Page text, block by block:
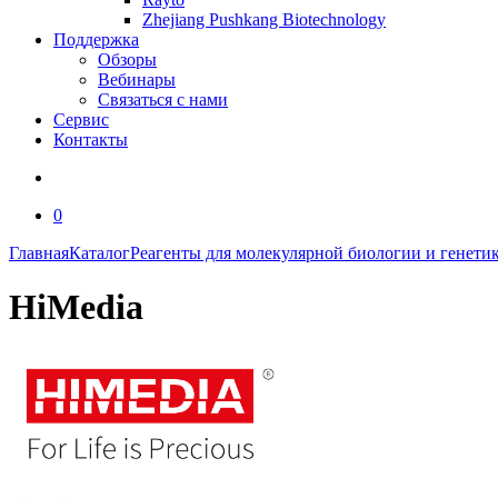
Zhejiang Pushkang Biotechnology
Поддержка
Обзоры
Вебинары
Связаться с нами
Сервис
Контакты
0
ГлавнаяКаталогРеагенты для молекулярной биологии и
HiMedia